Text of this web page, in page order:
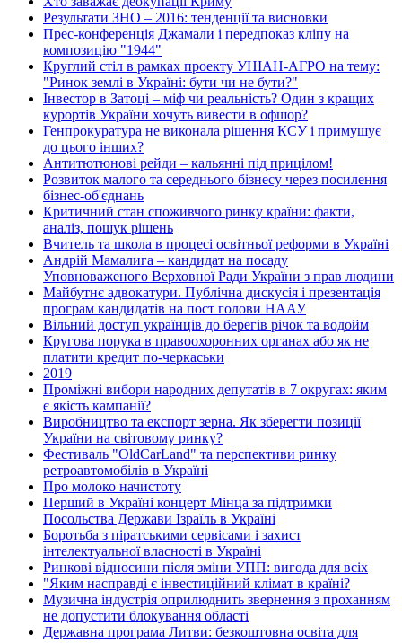
Результати ЗНО – 2016: тенденції та висновки
Прес-конференція Джамали і передпоказ кліпу на
композицію "1944"
Круглий стіл в рамках проекту УНІАН-АГРО на тему:
"Ринок землі в Україні: бути чи не бути?"
Інвестор в Затоці – міф чи реальність? Один з кращих
курортів України хочуть вивести в офшор?
Генпрокуратура не виконала рішення КСУ і примушує
до цього інших?
Антитютюнові рейди – кальянні під прицілом!
Розвиток малого та середнього бізнесу через посилення
бізнес-об'єднань
Критичний стан споживчого ринку країни: факти,
аналіз, пошук рішень
Вчитель та школа в процесі освітньої реформи в Україні
Андрій Мамалига – кандидат на посаду
Уповноваженого Верховної Ради України з прав людини
Майбутнє адвокатури. Публічна дискусія і презентація
програм кандидатів на пост голови НААУ
Вільний доступ українців до берегів річок та водойм
Кругова порука в правоохоронних органах або як не
платити кредит по-черкаськи
2019
Проміжні вибори народних депутатів в 7 округах: яким
є якість кампанії?
Виробництво та експорт зерна. Як зберегти позиції
України на світовому ринку?
Фестиваль "OldCarLand" та перспективи ринку
ретроавтомобілів в Україні
Про молоко начистоту
Перший в Україні концерт Мінца за підтримки
Посольства Держави Ізраїль в Україні
Боротьба з піратськими сервісами і захист
інтелектуальної власності в Україні
Ринкові відносини після зміни УПП: вигода для всіх
"Яким насправді є інвестиційний клімат в країні?
Музична індустрія оприлюднить звернення з проханням
не допустити блокування області
Державна програма Литви: безкоштовна освіта для